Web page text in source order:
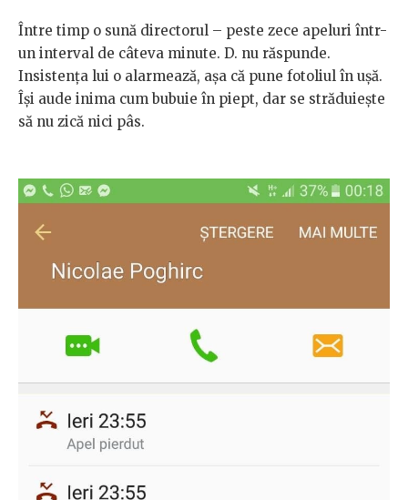
Între timp o sună directorul – peste zece apeluri într-
un interval de câteva minute. D. nu răspunde.
Insistența lui o alarmează, așa că pune fotoliul în ușă.
Își aude inima cum bubuie în piept, dar se străduiește
să nu zică nici pâs.